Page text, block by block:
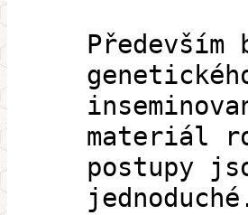
materiál
postupy